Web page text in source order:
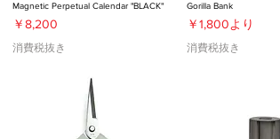
Magnetic Perpetual Calendar "BLACK"
価格
￥8,200
消費税抜き
Gorilla Bank
￥1,800より
セール価格
消費税抜き